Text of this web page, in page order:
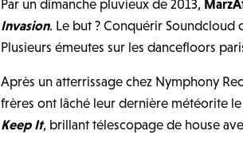
Par un dimanche pluvieux de 2013,
Invasion. Le but ? Conquérir Soundcloud
Plusieurs émeutes sur les dancefloors
Après un atterrissage chez Nymphony
frères ont lâché leur dernière météorite
Keep It, brillant télescopage de house